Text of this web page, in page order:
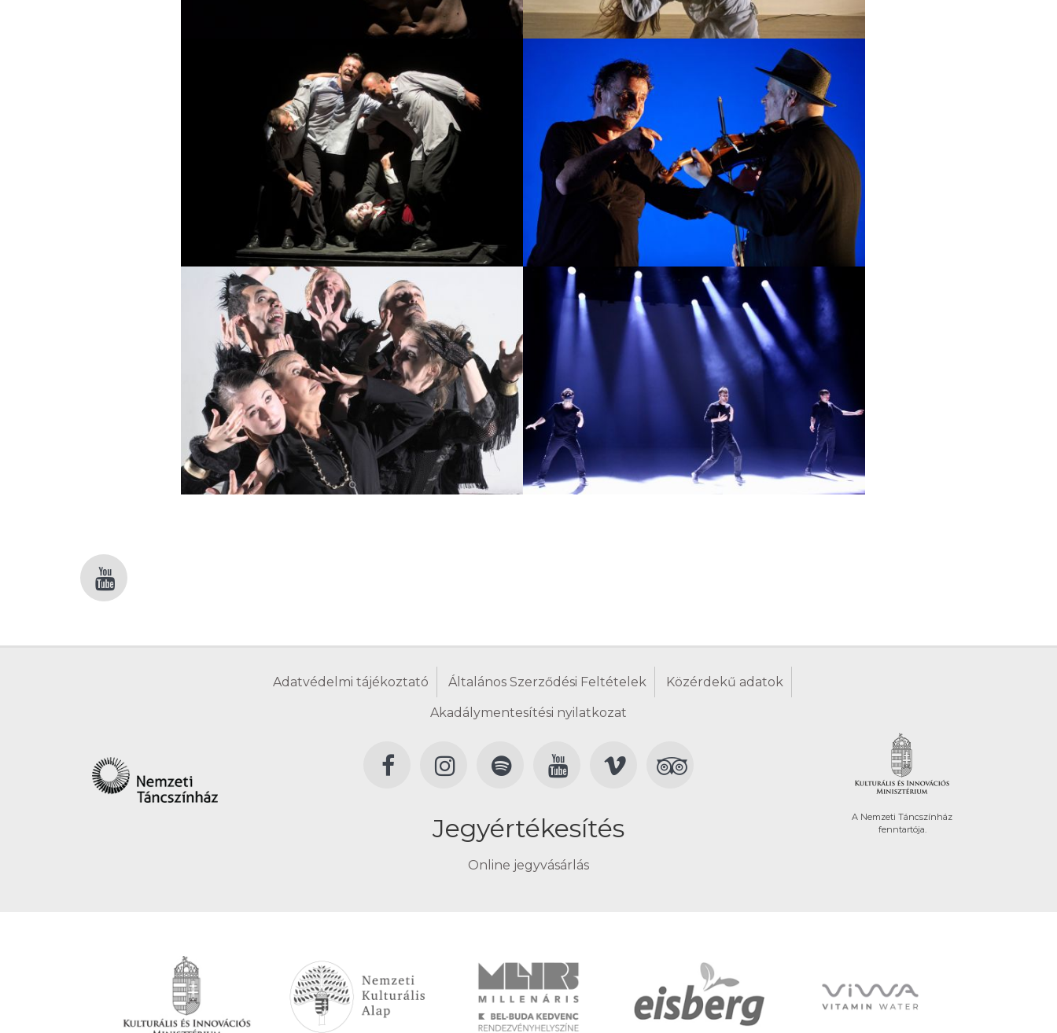
Adatvédelmi tájékoztató Általános Szerződési Feltételek Közérdekű adatok
Akadálymentesítési nyilatkozat
Jegyértékesítés
Online jegyvásárlás
A Nemzeti Táncszínház
fenntartója.